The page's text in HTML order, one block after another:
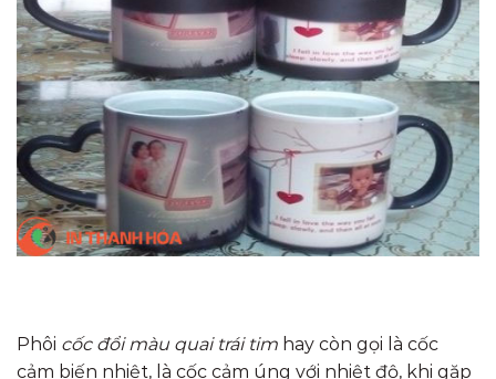
Phôi cốc đổi màu quai trái tim hay còn gọi là cốc
cảm biến nhiệt, là cốc cảm úng với nhiệt độ, khi gặp